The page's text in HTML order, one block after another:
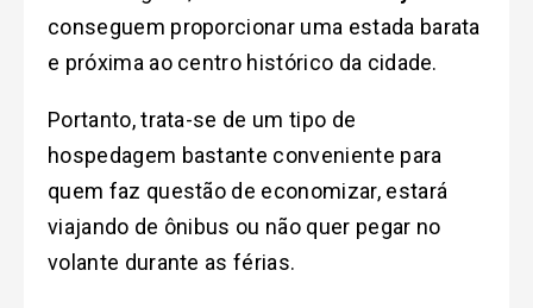
conseguem proporcionar uma estada barata
e próxima ao centro histórico da cidade.
Portanto, trata-se de um tipo de
hospedagem bastante conveniente para
quem faz questão de economizar, estará
viajando de ônibus ou não quer pegar no
volante durante as férias.